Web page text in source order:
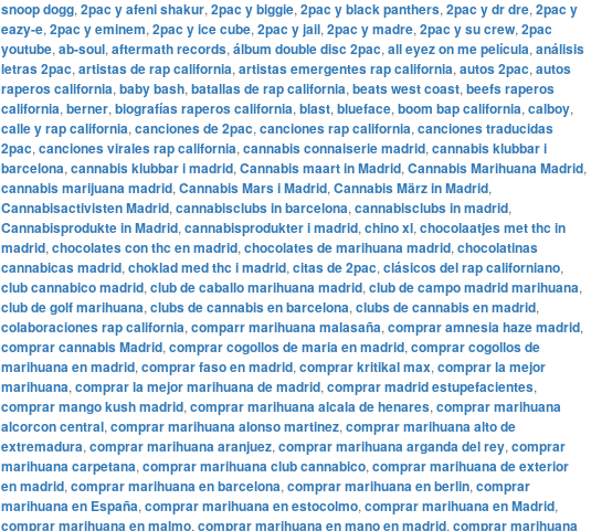
snoop dogg, 2pac y afeni shakur, 2pac y biggie, 2pac y black panthers, 2pac y dr dre, 2pac y
eazy-e, 2pac y eminem, 2pac y ice cube, 2pac y jail, 2pac y madre, 2pac y su crew, 2pac
youtube, ab-soul, aftermath records, álbum double disc 2pac, all eyez on me película, análisis
letras 2pac, artistas de rap california, artistas emergentes rap california, autos 2pac, autos
raperos california, baby bash, batallas de rap california, beats west coast, beefs raperos
california, berner, biografías raperos california, blast, blueface, boom bap california, calboy,
calle y rap california, canciones de 2pac, canciones rap california, canciones traducidas
2pac, canciones virales rap california, cannabis connaiserie madrid, cannabis klubbar i
barcelona, cannabis klubbar i madrid, Cannabis maart in Madrid, Cannabis Marihuana Madrid,
cannabis marijuana madrid, Cannabis Mars i Madrid, Cannabis März in Madrid,
Cannabisactivisten Madrid, cannabisclubs in barcelona, cannabisclubs in madrid,
Cannabisprodukte in Madrid, cannabisprodukter i madrid, chino xl, chocolaatjes met thc in
madrid, chocolates con thc en madrid, chocolates de marihuana madrid, chocolatinas
cannabicas madrid, choklad med thc i madrid, citas de 2pac, clásicos del rap californiano,
club cannabico madrid, club de caballo marihuana madrid, club de campo madrid marihuana,
club de golf marihuana, clubs de cannabis en barcelona, clubs de cannabis en madrid,
colaboraciones rap california, comparr marihuana malasaña, comprar amnesia haze madrid,
comprar cannabis Madrid, comprar cogollos de maria en madrid, comprar cogollos de
marihuana en madrid, comprar faso en madrid, comprar kritikal max, comprar la mejor
marihuana, comprar la mejor marihuana de madrid, comprar madrid estupefacientes,
comprar mango kush madrid, comprar marihuana alcala de henares, comprar marihuana
alcorcon central, comprar marihuana alonso martinez, comprar marihuana alto de
extremadura, comprar marihuana aranjuez, comprar marihuana arganda del rey, comprar
marihuana carpetana, comprar marihuana club cannabico, comprar marihuana de exterior
en madrid, comprar marihuana en barcelona, comprar marihuana en berlin, comprar
marihuana en España, comprar marihuana en estocolmo, comprar marihuana en Madrid,
comprar marihuana en malmo, comprar marihuana en mano en madrid, comprar marihuana